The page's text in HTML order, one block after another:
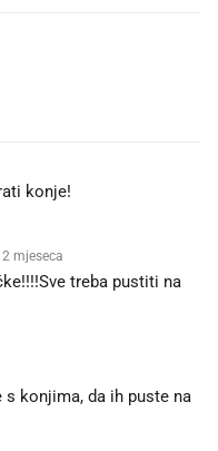
konje!
2 mjeseca
treba pustiti na
konjima, da ih puste na